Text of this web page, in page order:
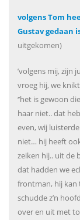
volgens Tom
Gustav gedaan
uitgekomen)
’volgens mij, zijn
vroeg hij, we
‘’het is gewoon
haar niet.. dat
even, wij
niet… hij heeft
zeiken hij.. uit de
dat hadden we
frontman, hij kan
schudde z’n
over en uit met